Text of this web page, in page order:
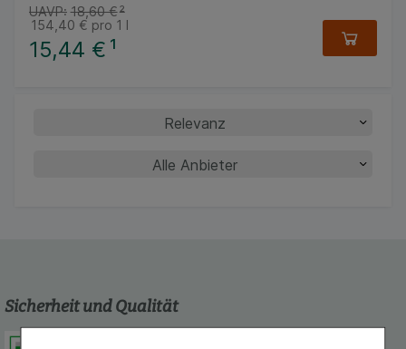
15,44 € ¹
UAVP: 18,60 €²
154,40 € pro 1 l
Sicherheit und Qualität